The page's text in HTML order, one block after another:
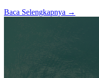
Baca Selengkapnya →